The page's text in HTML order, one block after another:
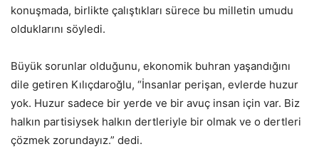
konuşmada, birlikte çalıştıkları sürece bu milletin umudu
olduklarını söyledi.
Büyük sorunlar olduğunu, ekonomik buhran yaşandığını
dile getiren Kılıçdaroğlu, “İnsanlar perişan, evlerde huzur
yok. Huzur sadece bir yerde ve bir avuç insan için var. Biz
halkın partisiysek halkın dertleriyle bir olmak ve o dertleri
çözmek zorundayız.” dedi.